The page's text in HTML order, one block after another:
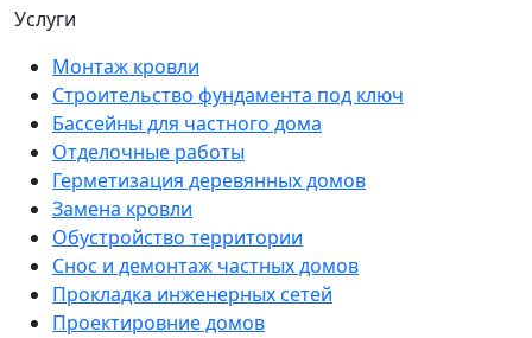
Услуги
Монтаж кровли
Строительство фундамента под ключ
Бассейны для частного дома
Отделочные работы
Герметизация деревянных домов
Замена кровли
Обустройство территории
Снос и демонтаж частных домов
Прокладка инженерных сетей
Проектировние домов